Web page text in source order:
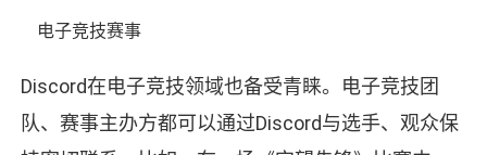
电子竞技赛事
Discord在电子竞技领域也备受青睐。电子竞技团
队、赛事主办方都可以通过Discord与选手、观众保